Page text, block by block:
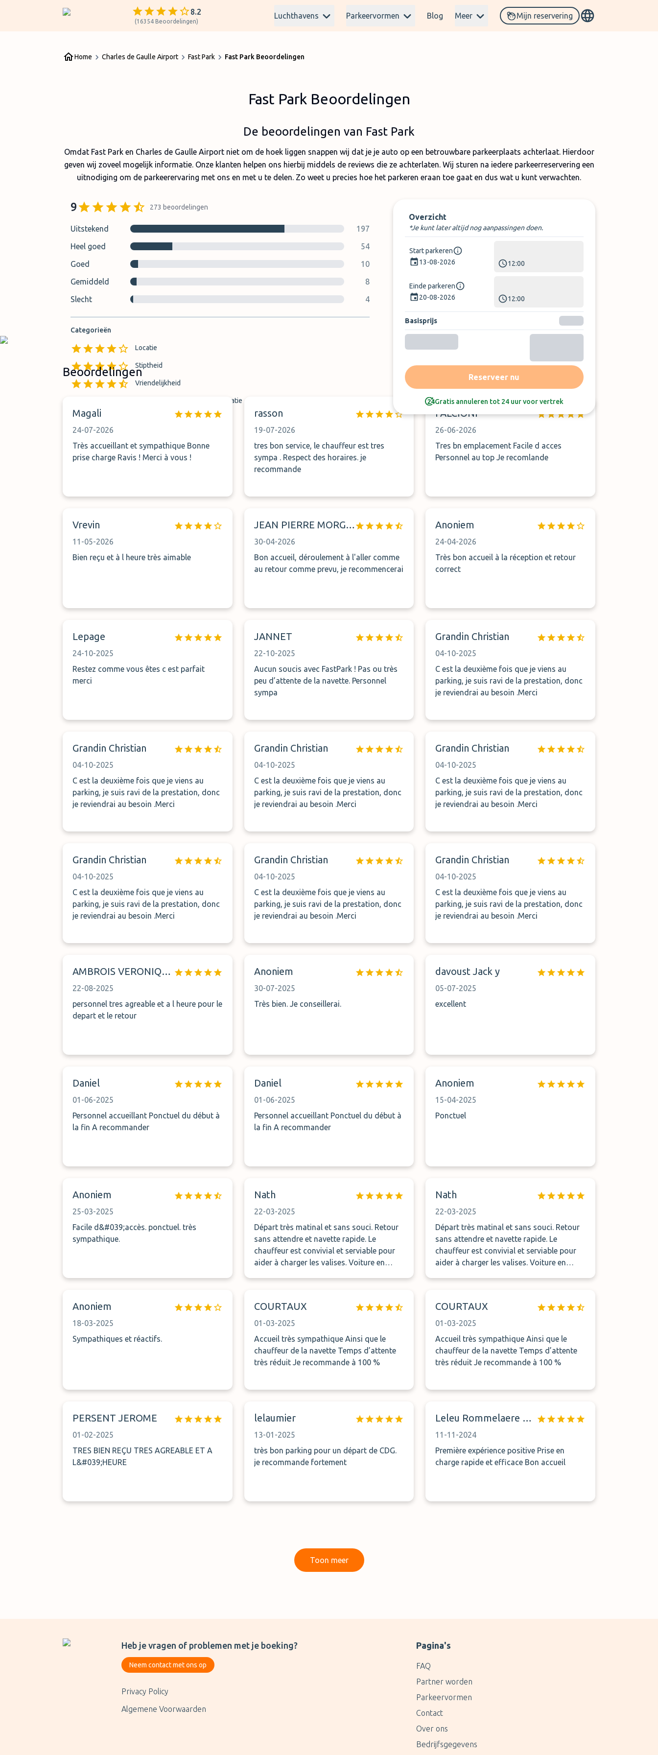
8.2
(16354 Beoordelingen)
Luchthavens Parkeervormen Blog Meer Mijn reservering
Home Charles de Gaulle Airport Fast Park Fast Park Beoordelingen
Fast Park Beoordelingen
De beoordelingen van Fast Park
Omdat Fast Park en Charles de Gaulle Airport niet om de hoek liggen snappen wij dat je je auto op een betrouwbare parkeerplaats achterlaat. Hierdoor
geven wij zoveel mogelijk informatie. Onze klanten helpen ons hierbij middels de reviews die ze achterlaten. Wij sturen na iedere parkeerreservering een
uitnodiging om de parkeerervaring met ons en met u te delen. Zo weet u precies hoe het parkeren eraan toe gaat en dus wat u kunt verwachten.
9 273 beoordelingen
Uitstekend
197
Heel goed
54
Goed
10
Gemiddeld
8
Slecht
4
Categorieën
Locatie
Stiptheid
Vriendelijkheid
Vindbaarheid van de parkeerlocatie
Overzicht
*Je kunt later altijd nog aanpassingen doen.
Start parkeren
13-08-2026
12:00
Einde parkeren
20-08-2026
12:00
Basisprijs
Reserveer nu
Gratis annuleren tot 24 uur voor vertrek
Beoordelingen Laatste beoordeling
Magali
24-07-2026
Très accueillant et sympathique Bonne
prise charge Ravis ! Merci à vous !
rasson
19-07-2026
tres bon service, le chauffeur est tres
sympa . Respect des horaires. je
recommande
FALCIONI
26-06-2026
Tres bn emplacement Facile d acces
Personnel au top Je recomlande
Vrevin
11-05-2026
Bien reçu et à l heure très aimable
JEAN PIERRE MORGAND
30-04-2026
Bon accueil, déroulement à l'aller comme
au retour comme prevu, je recommencerai
Anoniem
24-04-2026
Très bon accueil à la réception et retour
correct
Lepage
24-10-2025
Restez comme vous êtes c est parfait
merci
JANNET
22-10-2025
Aucun soucis avec FastPark ! Pas ou très
peu d’attente de la navette. Personnel
sympa
Grandin Christian
04-10-2025
C est la deuxième fois que je viens au
parking, je suis ravi de la prestation, donc
je reviendrai au besoin .Merci
Grandin Christian
04-10-2025
C est la deuxième fois que je viens au
parking, je suis ravi de la prestation, donc
je reviendrai au besoin .Merci
Grandin Christian
04-10-2025
C est la deuxième fois que je viens au
parking, je suis ravi de la prestation, donc
je reviendrai au besoin .Merci
Grandin Christian
04-10-2025
C est la deuxième fois que je viens au
parking, je suis ravi de la prestation, donc
je reviendrai au besoin .Merci
Grandin Christian
04-10-2025
C est la deuxième fois que je viens au
parking, je suis ravi de la prestation, donc
je reviendrai au besoin .Merci
Grandin Christian
04-10-2025
C est la deuxième fois que je viens au
parking, je suis ravi de la prestation, donc
je reviendrai au besoin .Merci
Grandin Christian
04-10-2025
C est la deuxième fois que je viens au
parking, je suis ravi de la prestation, donc
je reviendrai au besoin .Merci
AMBROIS VERONIQUE
22-08-2025
personnel tres agreable et a l heure pour le
depart et le retour
Anoniem
30-07-2025
Très bien. Je conseillerai.
davoust Jack y
05-07-2025
excellent
Daniel
01-06-2025
Personnel accueillant Ponctuel du début à
la fin A recommander
Daniel
01-06-2025
Personnel accueillant Ponctuel du début à
la fin A recommander
Anoniem
15-04-2025
Ponctuel
Anoniem
25-03-2025
Facile d&#039;accès. ponctuel. très
sympathique.
Nath
22-03-2025
Départ très matinal et sans souci. Retour
sans attendre et navette rapide. Le
chauffeur est convivial et serviable pour
aider à charger les valises. Voiture en
Nath
22-03-2025
Départ très matinal et sans souci. Retour
sans attendre et navette rapide. Le
chauffeur est convivial et serviable pour
aider à charger les valises. Voiture en
Anoniem
18-03-2025
Sympathiques et réactifs.
COURTAUX
01-03-2025
Accueil très sympathique Ainsi que le
chauffeur de la navette Temps d’attente
très réduit Je recommande à 100 %
COURTAUX
01-03-2025
Accueil très sympathique Ainsi que le
chauffeur de la navette Temps d’attente
très réduit Je recommande à 100 %
PERSENT JEROME
01-02-2025
TRES BIEN REÇU TRES AGREABLE ET A
L&#039;HEURE
lelaumier
13-01-2025
très bon parking pour un départ de CDG.
je recommande fortement
Leleu Rommelaere Joséphine
11-11-2024
Première expérience positive Prise en
charge rapide et efficace Bon accueil
Toon meer
Heb je vragen of problemen met je boeking?
Neem contact met ons op
Privacy Policy
Algemene Voorwaarden
Pagina's
FAQ
Partner worden
Parkeervormen
Contact
Over ons
Bedrijfsgegevens